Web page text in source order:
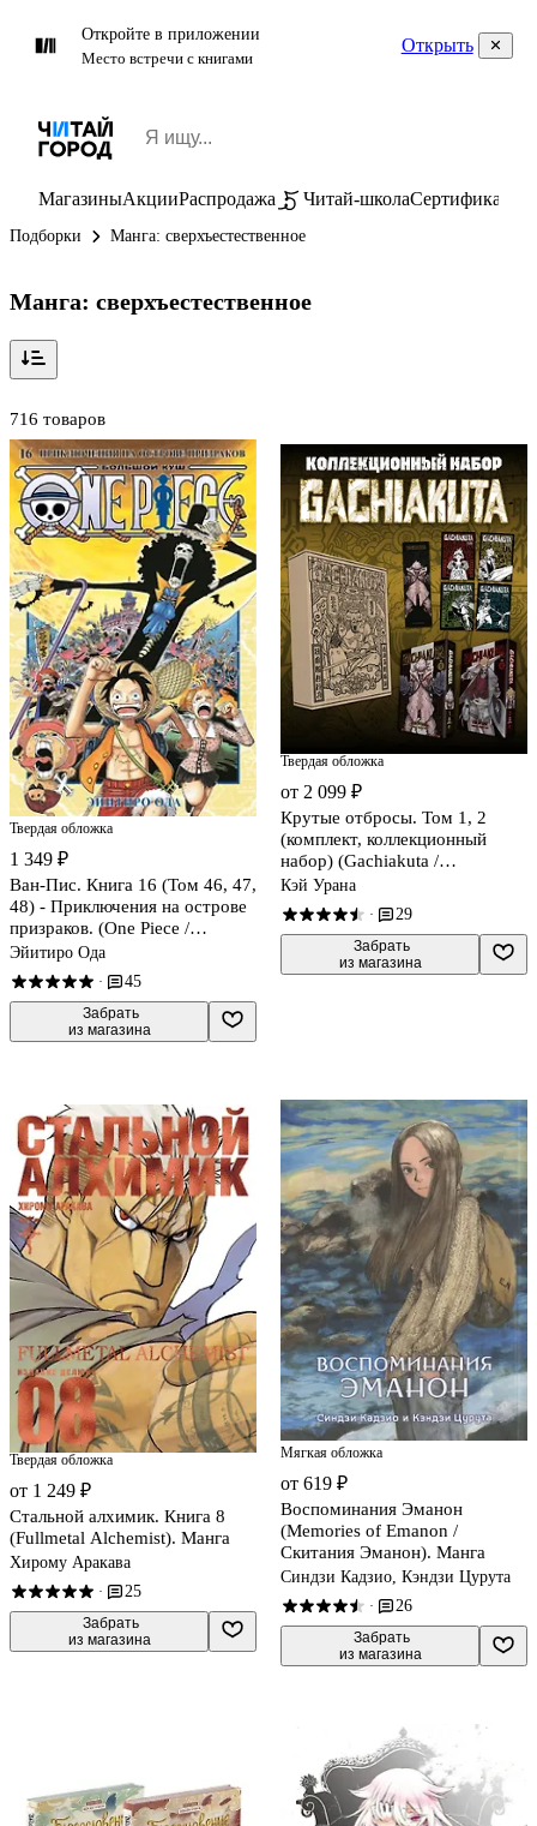
Откройте в приложении
Место встречи с книгами
Открыть
МагазиныАкцииРаспродажа Читай-школаСертификаты
Подборки Манга: сверхъестественное
Манга: сверхъестественное
716 товаров
Твердая обложка
1 349 ₽
Ван-Пис. Книга 16 (Том 46, 47,
48) - Приключения на острове
призраков. (One Piece /
Большой куш). Манга
Эйитиро Ода
· 45
Забрать
из магазина
Твердая обложка
от 2 099 ₽
Крутые отбросы. Том 1, 2
(комплект, коллекционный
набор) (Gachiakuta /
Гатиакута). Манга
Кэй Урана
· 29
Забрать
из магазина
Твердая обложка
от 1 249 ₽
Стальной алхимик. Книга 8
(Fullmetal Alchemist). Манга
Хирому Аракава
· 25
Забрать
из магазина
Мягкая обложка
от 619 ₽
Воспоминания Эманон
(Memories of Emanon /
Скитания Эманон). Манга
Синдзи Кадзио, Кэндзи Цурута
· 26
Забрать
из магазина